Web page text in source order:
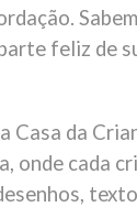
feliz de
Casa da
onde cada